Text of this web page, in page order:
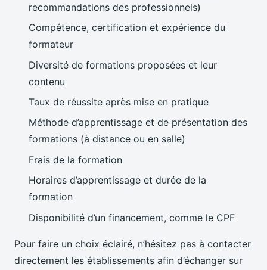
recommandations des professionnels)
Compétence, certification et expérience du
formateur
Diversité de formations proposées et leur
contenu
Taux de réussite après mise en pratique
Méthode d’apprentissage et de présentation des
formations (à distance ou en salle)
Frais de la formation
Horaires d’apprentissage et durée de la
formation
Disponibilité d’un financement, comme le CPF
Pour faire un choix éclairé, n’hésitez pas à contacter
directement les établissements afin d’échanger sur